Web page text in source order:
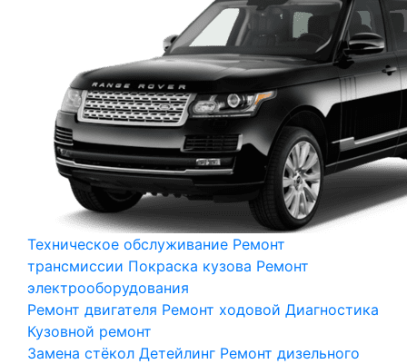
Техническое обслуживание Ремонт
трансмиссии Покраска кузова Ремонт
электрооборудования
Ремонт двигателя Ремонт ходовой Диагностика
Кузовной ремонт
Замена стёкол Детейлинг Ремонт дизельного